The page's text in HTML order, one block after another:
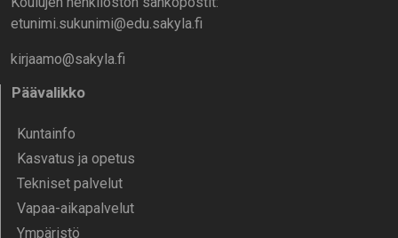
etunimi.sukunimi@edu.sakyla.fi
kirjaamo@sakyla.fi
Päävalikko
Kunta­info
Kasvatus ja opetus
Tekniset palvelut
Vapaa-aika­palvelut
Ympä­ristö